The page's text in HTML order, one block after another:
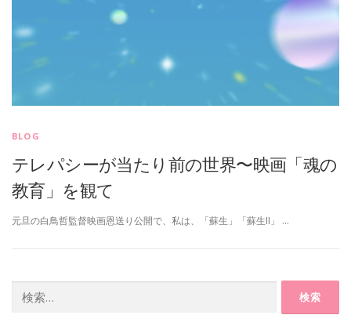
BLOG
テレパシーが当たり前の世界〜映画「魂の
教育」を観て
元旦の白鳥哲監督映画恩送り公開で、私は、「蘇生」「蘇生II」 …
索: